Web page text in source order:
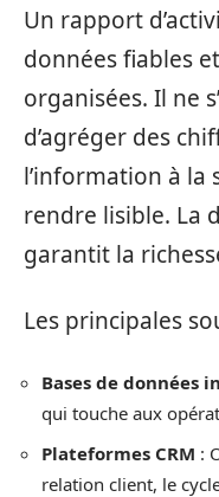
Un rapport
données fiables
organisées. Il ne
d’agréger des
l’information à la
rendre lisible. La
garantit la
Les principales
Bases de données
qui touche aux
Plateformes CRM :
relation client, le